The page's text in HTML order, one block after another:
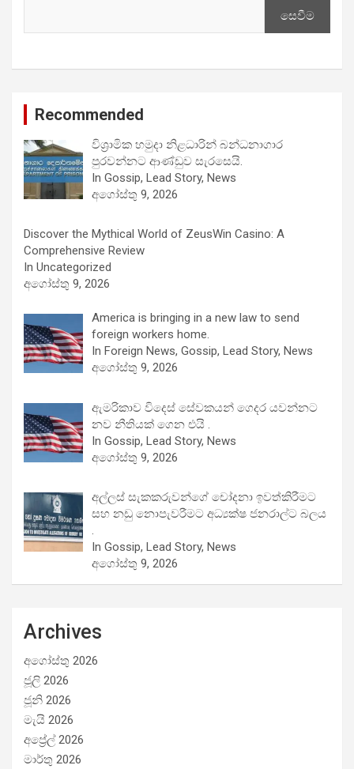
සෙවීම
Recommended
විශ්‍රාමික හමුදා නිළධාරින් බන්ධනාගාර
පුරවන්නට ආණ්ඩුව සැරසෙයි.
In Gossip, Lead Story, News
අගෝස්තු 9, 2026
Discover the Mythical World of ZeusWin Casino: A
Comprehensive Review
In Uncategorized
අගෝස්තු 9, 2026
America is bringing in a new law to send
foreign workers home.
In Foreign News, Gossip, Lead Story, News
අගෝස්තු 9, 2026
ඇමරිකාව විදෙස් සේවකයන් ගෙදර යවන්නට
නව නීතියක් ගෙන එයි .
In Gossip, Lead Story, News
අගෝස්තු 9, 2026
අල්ලස් සැකකරුවන්ගේ චෝදනා ඉවත්කිරීමට
සහ නඩු නොපැවරීමට අධ්‍යක්ෂ ජනරාල්ට බලය
.
In Gossip, Lead Story, News
අගෝස්තු 9, 2026
Archives
අගෝස්තු 2026
ජූලි 2026
ජූනි 2026
මැයි 2026
අප්‍රේල් 2026
මාර්තු 2026